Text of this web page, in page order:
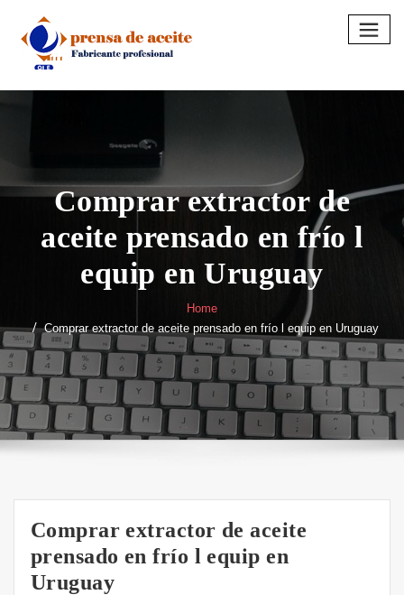
content
Comprar extractor de
aceite prensado en frío l
equip en Uruguay
Home
Comprar extractor de aceite prensado en frío l equip en Uruguay
Comprar extractor de aceite
prensado en frío l equip en
Uruguay